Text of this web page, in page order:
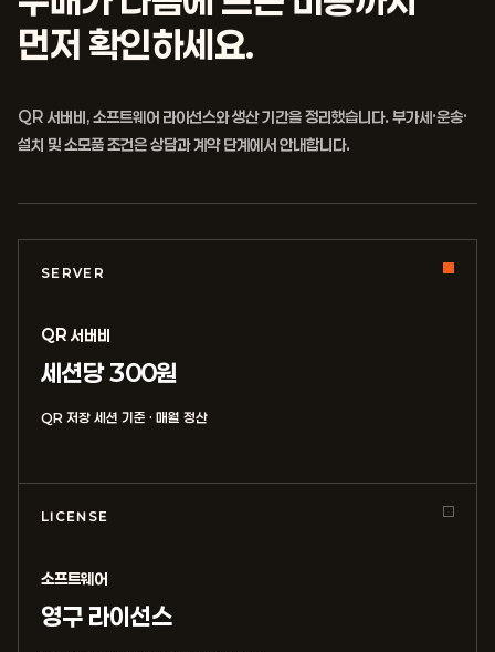
먼저 확인하세요.
QR 서버비, 소프트웨어 라이선스와 생산 기간을 정리했습니다. 부가세·운송·
설치 및 소모품 조건은 상담과 계약 단계에서 안내합니다.
SERVER
QR 서버비
세션당 300원
QR 저장 세션 기준 · 매월 정산
LICENSE
소프트웨어
영구 라이선스